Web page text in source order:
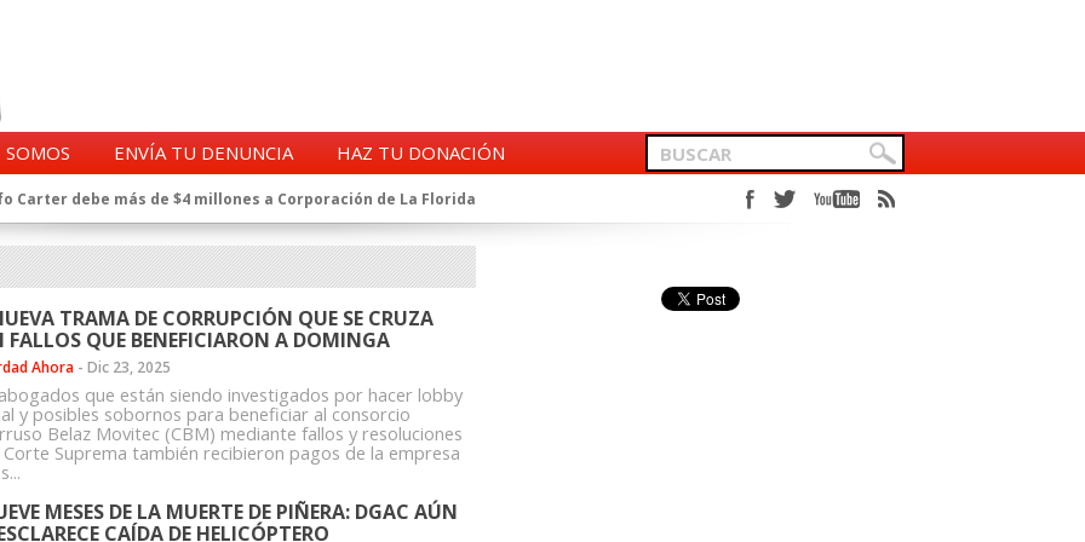
ENVÍA TU DENUNCIA
HAZ TU DONACIÓN
Carter debe más de $4 millones a Corporación de La Florida
de la CIA en Chile tras archivos desclasificados por Trump
exprefecto de Carabineros de Talca por supuesto fraude al
de Carabineros en el ajedrez del caso Huracán
imputado en caso Huracán, según chats en poder de la Fiscalía
vínculos con jueces del Grupo Arauco de Angelini
La denuncia que Carabineros ignoró
a Clínica Las Condes, vinculada al ministro Jaime Mañalich
de oficiales de la FACH recontratados por la DGAC
TRAMA DE CORRUPCIÓN QUE SE CRUZA
FALLOS QUE BENEFICIARON A DOMINGA
Ahora - Dic 23, 2025
que están siendo investigados por hacer lobby
y posibles sobornos para beneficiar al consorcio
Belaz Movitec (CBM) mediante fallos y resoluciones
Corte Suprema también recibieron pagos de la empresa
MESES DE LA MUERTE DE PIÑERA: DGAC AÚN
CAÍDA DE HELICÓPTERO